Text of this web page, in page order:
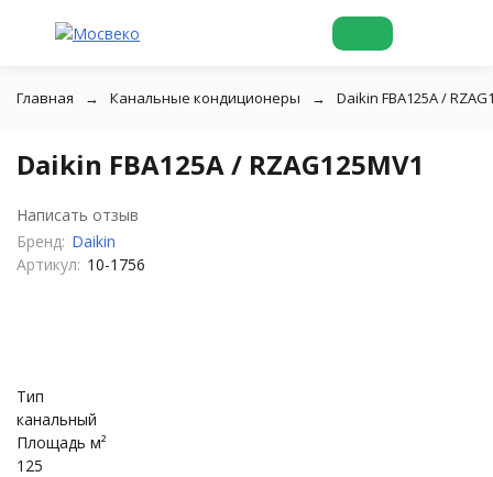
Главная Канальные кондиционеры Daikin FBA125A /
Daikin FBA125A / RZAG125MV1
Написать отзыв
Бренд: Daikin
Артикул: 10-1756
Тип
канальный
Площадь м²
125